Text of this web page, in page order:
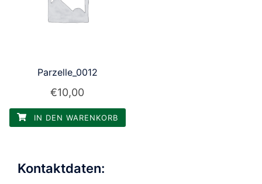
Parzelle_0012
€10,00
IN DEN WARENKORB
Kontaktdaten: